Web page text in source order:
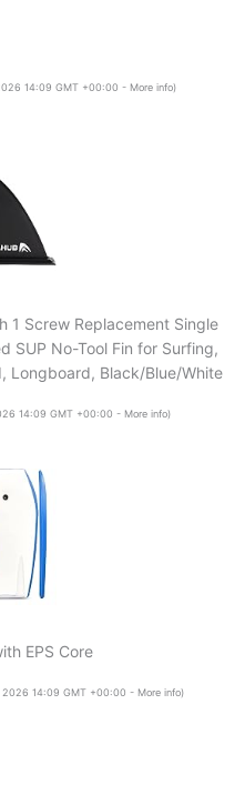
14:09 GMT +00:00 - More info)
1 Screw Replacement Single
SUP No-Tool Fin for Surfing,
Longboard, Black/Blue/White
14:09 GMT +00:00 - More info)
EPS Core
2026 14:09 GMT +00:00 - More info)